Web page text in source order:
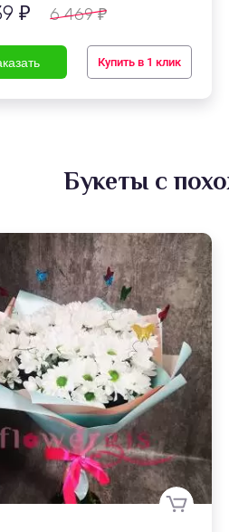
₽ 6 469₽
Купить в 1 клик
Букеты с